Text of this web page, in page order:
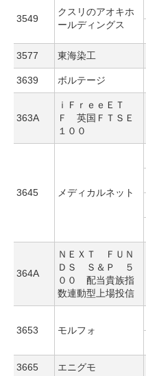
3549
クスリのアオキホ
ールディングス
3577 東海染工
3639 ボルテージ
363A
ｉＦｒｅｅＥＴ
Ｆ 英国ＦＴＳＥ
１００
3645 メディカルネット
364A
ＮＥＸＴ ＦＵＮ
ＤＳ Ｓ＆Ｐ ５
００ 配当貴族指
数連動型上場投信
3653 モルフォ
3665 エニグモ